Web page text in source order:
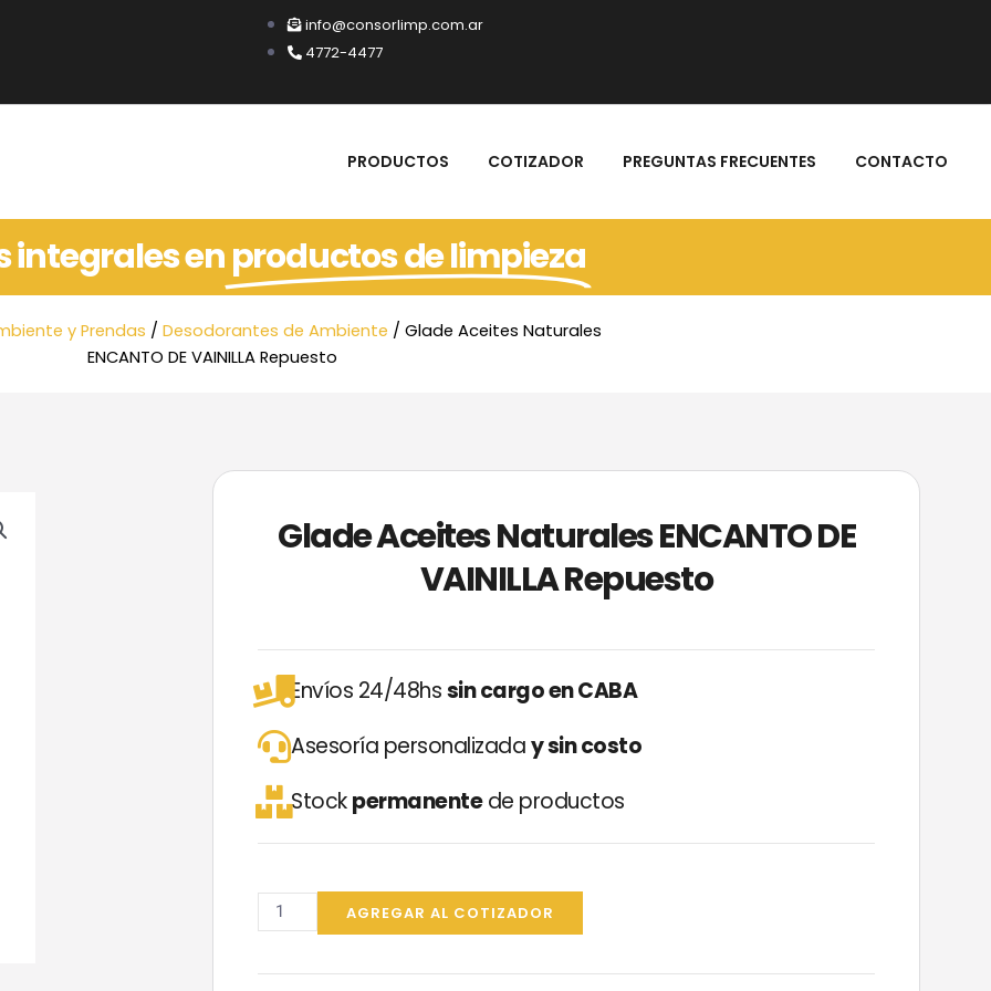
info@consorlimp.com.ar
4772-4477
PRODUCTOS COTIZADOR PREGUNTAS FRECUENTES CONTACTO
integrales enproductos de limpieza
y Prendas / Desodorantes de Ambiente / Glade Aceites Naturales
ENCANTO DE VAINILLA Repuesto
Glade Aceites Naturales ENCANTO DE
VAINILLA Repuesto
Envíos 24/48hssin cargo en CABA
Asesoría personalizaday sin costo
Stockpermanentede productos
Aceites
Naturales
AGREGAR AL COTIZADOR